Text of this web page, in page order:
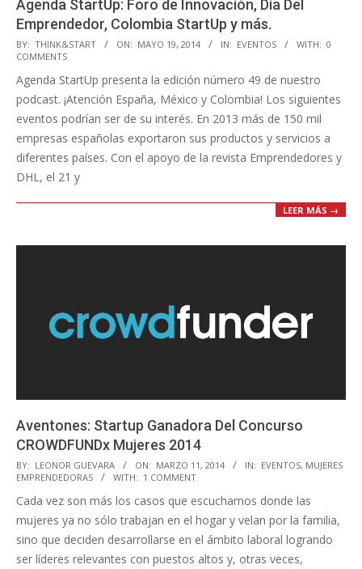
Agenda StartUp: Foro de Innovación, Día Del
Emprendedor, Colombia StartUp y más.
2014-
05-
19
BY: THINK&START ON: MAYO 19, 2014 IN: EVENTOS WITH: 0
COMMENTS
Agenda StartUp presenta la edición número 49 de nuestro
podcast. ¡Atención España, México y Colombia! Los siguientes
eventos podrían ser de su interés. En 2013 más de 150 mil
empresas españolas exportaron sus productos y servicios a
diferentes países. Con el apoyo de la revista Emprendedores y
DHL, el 21 y
LEER MÁS →
Aventones: Startup Ganadora Del Concurso
CROWDFUNDx Mujeres 2014
2014-
03-
11
BY: LEONOR GUEVARA ON: MARZO 11, 2014 IN: EVENTOS, MUJERES
EMPRENDEDORAS
WITH: 1 COMMENT
Cada vez son más los casos que escuchamos donde las
mujeres ya no sólo trabajan en el hogar y velan por la familia,
sino que deciden desarrollarse en el ámbito laboral logrando
ser líderes relevantes con puestos altos y, otras veces,